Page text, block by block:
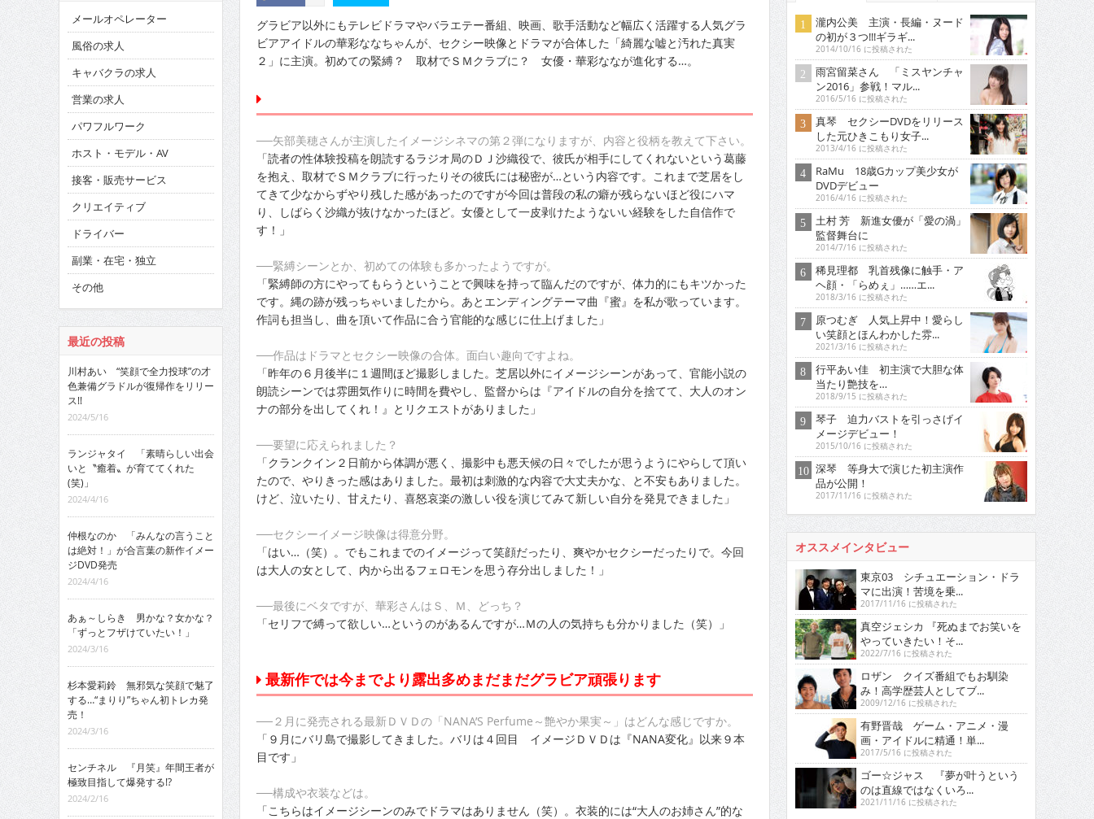
グラビア以外にもテレビドラマやバラエテー番組、映画、歌手活動など幅広く活躍する人気グラ
ビアアイドルの華彩ななちゃんが、セクシー映像とドラマが合体した「綺麗な嘘と汚れた真実
２」に主演。初めての緊縛？ 取材でＳＭクラブに？ 女優・華彩ななが進化する…。
──矢部美穂さんが主演したイメージシネマの第２弾になりますが、内容と役柄を教えて下さい。
「読者の性体験投稿を朗読するラジオ局のＤＪ沙織役で、彼氏が相手にしてくれないという葛藤
を抱え、取材でＳＭクラブに行ったりその彼氏には秘密が…という内容です。これまで芝居をし
てきて少なからずやり残した感があったのですが今回は普段の私の癖が残らないほど役にハマ
り、しばらく沙織が抜けなかったほど。女優として一皮剥けたようないい経験をした自信作で
す！」
──緊縛シーンとか、初めての体験も多かったようですが。
「緊縛師の方にやってもらうということで興味を持って臨んだのですが、体力的にもキツかった
です。縄の跡が残っちゃいましたから。あとエンディングテーマ曲『蜜』を私が歌っています。
作詞も担当し、曲を頂いて作品に合う官能的な感じに仕上げました」
──作品はドラマとセクシー映像の合体。面白い趣向ですよね。
「昨年の６月後半に１週間ほど撮影しました。芝居以外にイメージシーンがあって、官能小説の
朗読シーンでは雰囲気作りに時間を費やし、監督からは『アイドルの自分を捨てて、大人のオン
ナの部分を出してくれ！』とリクエストがありました」
──要望に応えられました？
「クランクイン２日前から体調が悪く、撮影中も悪天候の日々でしたが思うようにやらして頂い
たので、やりきった感はありました。最初は刺激的な内容で大丈夫かな、と不安もありました。
けど、泣いたり、甘えたり、喜怒哀楽の激しい役を演じてみて新しい自分を発見できました」
──セクシーイメージ映像は得意分野。
「はい…（笑）。でもこれまでのイメージって笑顔だったり、爽やかセクシーだったりで。今回
は大人の女として、内から出るフェロモンを思う存分出しました！」
──最後にベタですが、華彩さんはＳ、Ｍ、どっち？
「セリフで縛って欲しい…というのがあるんですが…Ｍの人の気持ちも分かりました（笑）」
最新作では今までより露出多めまだまだグラビア頑張ります
──２月に発売される最新ＤＶＤの「NANA’S Perfume～艶やか果実～」はどんな感じですか。
「９月にバリ島で撮影してきました。バリは４回目 イメージＤＶＤは『NANA変化』以来９本
目です」
──構成や衣装などは。
「こちらはイメージシーンのみでドラマはありません（笑）。衣装的には“大人のお姉さん”的な
メールオペレーター
風俗の求人
キャバクラの求人
営業の求人
パワフルワーク
ホスト・モデル・AV
接客・販売サービス
クリエイティブ
ドライバー
副業・在宅・独立
その他
最近の投稿
川村あい “笑顔で全力投球”の才
色兼備グラドルが復帰作をリリー
ス!!
2024/5/16
ランジャタイ 「素晴らしい出会
いと〝癒着〟が育ててくれた
(笑)」
2024/4/16
仲根なのか 「みんなの言うこと
は絶対！」が合言葉の新作イメー
ジDVD発売
2024/4/16
あぁ～しらき 男かな？女かな？
「ずっとフザけていたい！」
2024/3/16
杉本愛莉鈴 無邪気な笑顔で魅了
する…“まりり”ちゃん初トレカ発
売！
2024/3/16
センチネル 『月笑』年間王者が
極致目指して爆発する!?
2024/2/16
瀧内公美 主演・長編・ヌード
の初が３つ!!!ギラギ...
2014/10/16 に投稿された
雨宮留菜さん 「ミスヤンチャ
ン2016」参戦！マル...
2016/5/16 に投稿された
真琴 セクシーDVDをリリース
した元ひきこもり女子...
2013/4/16 に投稿された
RaMu 18歳Gカップ美少女が
DVDデビュー
2016/4/16 に投稿された
土村 芳 新進女優が「愛の渦」
監督舞台に
2014/7/16 に投稿された
稀見理都 乳首残像に触手・ア
ヘ顔・「らめぇ」……エ...
2018/3/16 に投稿された
原つむぎ 人気上昇中！愛らし
い笑顔とほんわかした雰...
2021/3/16 に投稿された
行平あい佳 初主演で大胆な体
当たり艶技を…
2018/9/15 に投稿された
琴子 迫力バストを引っさげイ
メージデビュー！
2015/10/16 に投稿された
深琴 等身大で演じた初主演作
品が公開！
2017/11/16 に投稿された
オススメインタビュー
東京03 シチュエーション・ドラ
マに出演！苦境を乗...
2017/11/16 に投稿された
真空ジェシカ 『死ぬまでお笑いを
やっていきたい！そ...
2022/7/16 に投稿された
ロザン クイズ番組でもお馴染
み！高学歴芸人としてブ...
2009/12/16 に投稿された
有野晋哉 ゲーム・アニメ・漫
画・アイドルに精通！単...
2017/5/16 に投稿された
ゴー☆ジャス 『夢が叶うという
のは直線ではなくいろ...
2021/11/16 に投稿された